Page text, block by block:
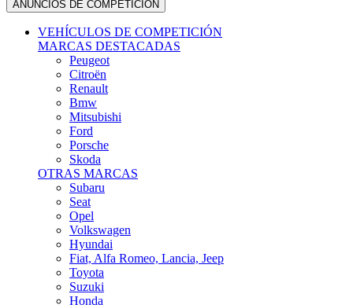
VEHÍCULOS DE COMPETICIÓN
MARCAS DESTACADAS
Peugeot
Citroën
Renault
Bmw
Mitsubishi
Ford
Porsche
Skoda
OTRAS MARCAS
Subaru
Seat
Opel
Volkswagen
Hyundai
Fiat, Alfa Romeo, Lancia, Jeep
Toyota
Suzuki
Honda
Mini